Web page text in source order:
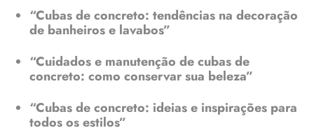
“Cubas de concreto: tendências na decoração
de banheiros e lavabos”
“Cuidados e manutenção de cubas de
concreto: como conservar sua beleza”
“Cubas de concreto: ideias e inspirações para
todos os estilos”